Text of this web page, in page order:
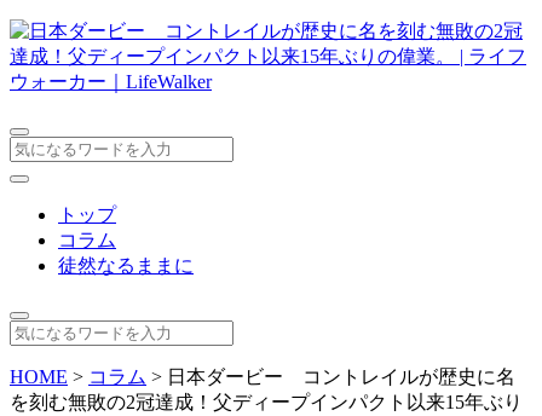
トップ
コラム
徒然なるままに
HOME > コラム > 日本ダービー コントレイルが歴史に名
を刻む無敗の2冠達成！父ディープインパクト以来15年ぶり